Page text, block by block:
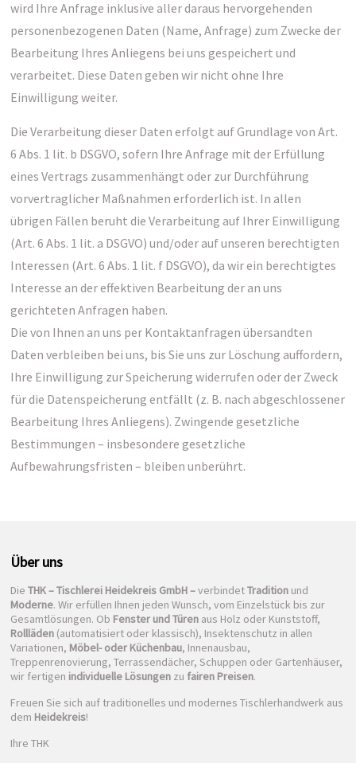
wird Ihre Anfrage inklusive aller daraus hervorgehenden
personenbezogenen Daten (Name, Anfrage) zum Zwecke der
Bearbeitung Ihres Anliegens bei uns gespeichert und
verarbeitet. Diese Daten geben wir nicht ohne Ihre
Einwilligung weiter.
Die Verarbeitung dieser Daten erfolgt auf Grundlage von Art.
6 Abs. 1 lit. b DSGVO, sofern Ihre Anfrage mit der Erfüllung
eines Vertrags zusammenhängt oder zur Durchführung
vorvertraglicher Maßnahmen erforderlich ist. In allen
übrigen Fällen beruht die Verarbeitung auf Ihrer Einwilligung
(Art. 6 Abs. 1 lit. a DSGVO) und/oder auf unseren berechtigten
Interessen (Art. 6 Abs. 1 lit. f DSGVO), da wir ein berechtigtes
Interesse an der effektiven Bearbeitung der an uns
gerichteten Anfragen haben.
Die von Ihnen an uns per Kontaktanfragen übersandten
Daten verbleiben bei uns, bis Sie uns zur Löschung auffordern,
Ihre Einwilligung zur Speicherung widerrufen oder der Zweck
für die Datenspeicherung entfällt (z. B. nach abgeschlossener
Bearbeitung Ihres Anliegens). Zwingende gesetzliche
Bestimmungen – insbesondere gesetzliche
Aufbewahrungsfristen – bleiben unberührt.
Über uns
DieTHK – Tischlerei Heidekreis GmbH –verbindetTradition und
Moderne. Wir erfüllen Ihnen jeden Wunsch, vom Einzelstück bis zur
Gesamtlösungen. Ob Fenster und Türen aus Holz oder Kunststoff,
Rollläden (automatisiert oder klassisch), Insektenschutz in allen
Variationen, Möbel- oder Küchenbau, Innenausbau,
Treppenrenovierung, Terrassendächer, Schuppen oder Gartenhäuser,
wir fertigen individuelle Lösungen zu fairen Preisen.
Freuen Sie sich auf traditionelles und modernes Tischlerhandwerk aus
dem Heidekreis!
Ihre THK